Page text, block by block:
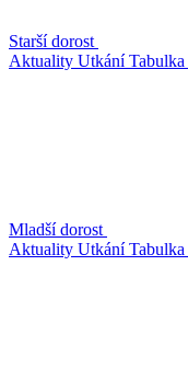
Starší dorost
Aktuality UtkáníTabulka
Mladší dorost
Aktuality UtkáníTabulka